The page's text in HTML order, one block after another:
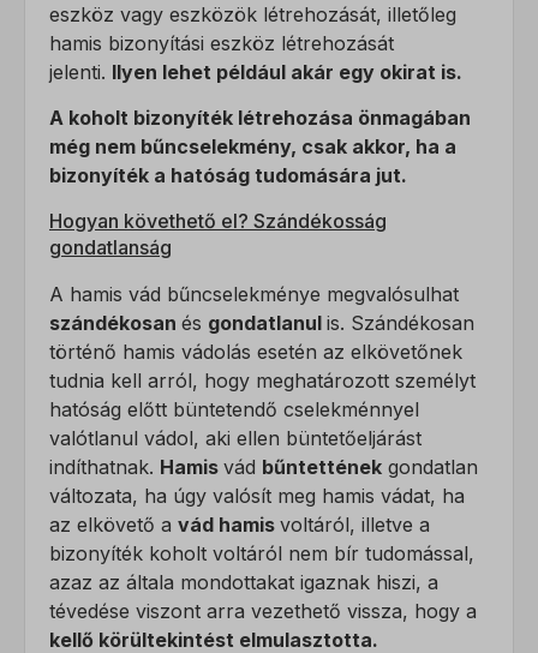
eszköz vagy eszközök létrehozását, illetőleg
hamis bizonyítási eszköz létrehozását
jelenti. Ilyen lehet például akár egy okirat is.
A koholt bizonyíték létrehozása önmagában
még nem bűncselekmény, csak akkor, ha a
bizonyíték a hatóság tudomására jut.
Hogyan követhető el? Szándékosság
gondatlanság
A hamis vád bűncselekménye megvalósulhat
szándékosan és gondatlanul is. Szándékosan
történő hamis vádolás esetén az elkövetőnek
tudnia kell arról, hogy meghatározott személyt
hatóság előtt büntetendő cselekménnyel
valótlanul vádol, aki ellen büntetőeljárást
indíthatnak. Hamis vád bűntettének gondatlan
változata, ha úgy valósít meg hamis vádat, ha
az elkövető a vád hamis voltáról, illetve a
bizonyíték koholt voltáról nem bír tudomással,
azaz az általa mondottakat igaznak hiszi, a
tévedése viszont arra vezethető vissza, hogy a
kellő körültekintést elmulasztotta.
mhcookie
mwai_session_id
PHPSESSID
wordpress_logged_in_*
wordpress_test_cookie
wp_lang
wp-settings-*
wp-settings-time-*
nyerjünk abba, hogyan lépnek kapcsolatba látogatóink a
weboldalunkkal.
Részletek megjelenítése
_ga
_ga_*
sajssdk_2015_cross_new_user
Marketing
A marketing szolgáltatásokat harmadik fél hirdetői vagy kiadói
használják személyre szabott hirdetések megjelenítésére. Ezt a
látogatók nyomon követésével teszik meg különböző
weboldalakon.
_fbc
_fbp
_gcl_au
_gcl_aw
_gcl_gs
Egyéb szolgáltatások
Ez a kategória minden olyan sütit, domaint és szolgáltatást
magában foglal, amelyek nem tartoznak a megadott kategóriákba,
vagy amelyeket nem kategorizáltak.
Részletek megjelenítése
_dd_s
fluentchat_id
ph_*_posthog